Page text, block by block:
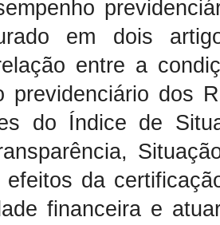
em dois
entre a
previdenciário dos
do Índice de
efeitos da
financeira e